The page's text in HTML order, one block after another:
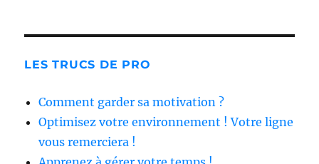
LES TRUCS DE PRO
Comment garder sa motivation ?
Optimisez votre environnement ! Votre ligne
vous remerciera !